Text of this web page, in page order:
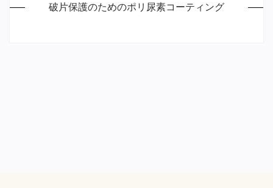
破片保護のためのポリ尿素コーティング